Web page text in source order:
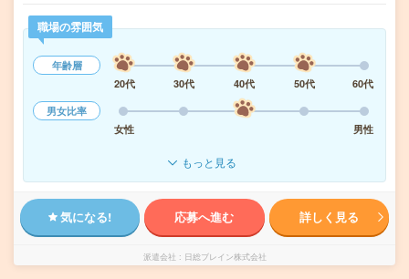
職場の雰囲気
年齢層
20代
30代 40代 50代
60代
男女比率
女性
男性
もっと見る
気になる! 応募へ進む 詳しく見る
派遣会社 日総ブレイン株式会社